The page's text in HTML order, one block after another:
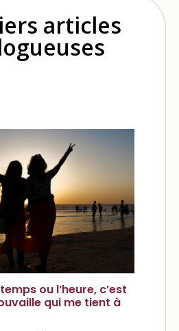
articles
ou l’heure, c’est
qui me tient à